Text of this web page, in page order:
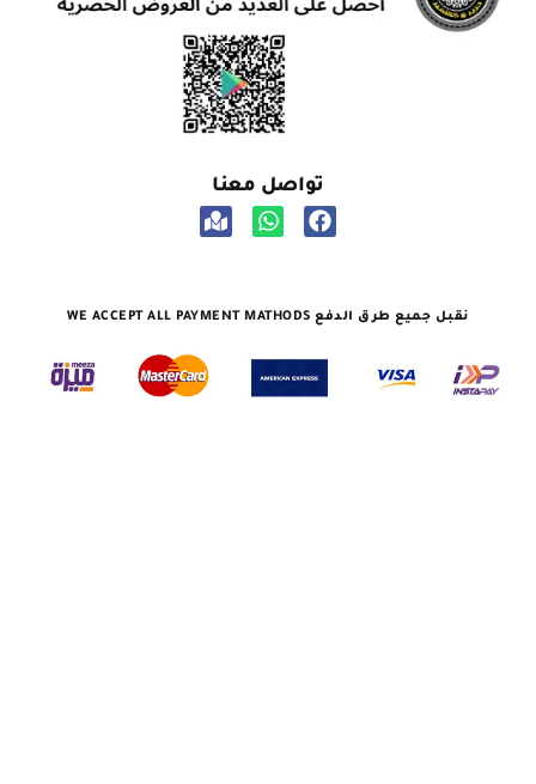
تواصل معنا
نقبل جميع طرق الدفع WE ACCEPT ALL PAYMENT MATHODS